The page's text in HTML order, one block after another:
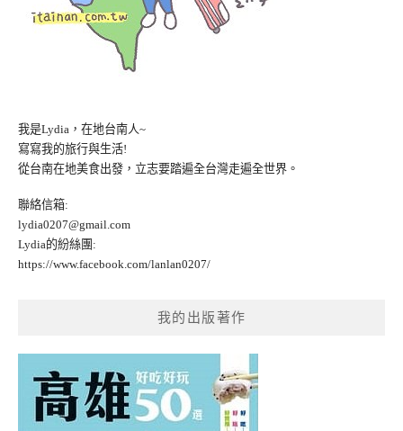
我是Lydia，在地台南人~
寫寫我的旅行與生活!
從台南在地美食出發，立志要踏遍全台灣走遍全世界。
聯絡信箱:
lydia0207@gmail.com
Lydia的紛絲團:
https://www.facebook.com/lanlan0207/
我的出版著作